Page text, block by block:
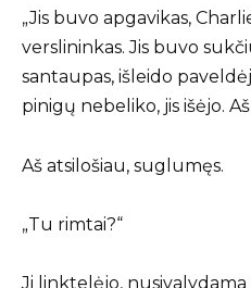
„Jis buvo apgavikas,
verslininkas. Jis buvo
santaupas, išleido
pinigų nebeliko, jis išėjo.
Aš atsilošiau, suglumęs.
„Tu rimtai?“
Ji linktelėjo, nusivalydama